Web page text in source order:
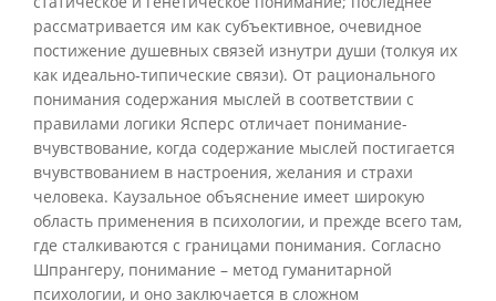
рассматривается им как субъективное, очевидное
постижение душевных связей изнутри души (толкуя их
как идеально-типические связи). От рационального
понимания содержания мыслей в соответствии с
правилами логики Ясперс отличает понимание-
вчувствование, когда содержание мыслей постигается
вчувствованием в настроения, желания и страхи
человека. Каузальное объяснение имеет широкую
область применения в психологии, и прежде всего там,
где сталкиваются с границами понимания. Согласно
Шпрангеру, понимание – метод гуманитарной
психологии, и оно заключается в сложном